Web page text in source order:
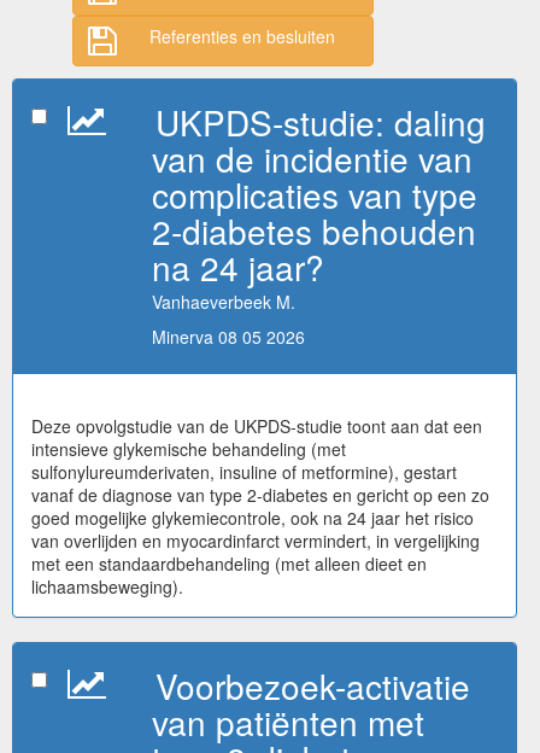
Referenties en besluiten
UKPDS-studie: daling
van de incidentie van
complicaties van type
2-diabetes behouden
na 24 jaar?
Vanhaeverbeek M.
Minerva 08 05 2026
Deze opvolgstudie van de UKPDS-studie toont aan dat een
intensieve glykemische behandeling (met
sulfonylureumderivaten, insuline of metformine), gestart
vanaf de diagnose van type 2-diabetes en gericht op een zo
goed mogelijke glykemiecontrole, ook na 24 jaar het risico
van overlijden en myocardinfarct vermindert, in vergelijking
met een standaardbehandeling (met alleen dieet en
lichaamsbeweging).
Voorbezoek-activatie
van patiënten met